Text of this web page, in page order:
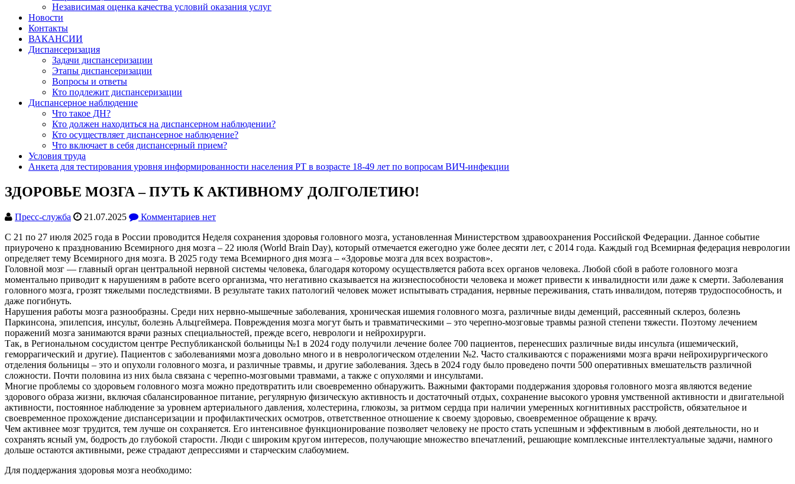
Независимая оценка качества условий оказания услуг
Новости
Контакты
ВАКАНСИИ
Диспансеризация
Задачи диспансеризации
Этапы диспансеризации
Вопросы и ответы
Кто подлежит диспансеризации
Диспансерное наблюдение
Что такое ДН?
Кто должен находиться на диспансерном наблюдении?
Кто осуществляет диспансерное наблюдение?
Что включает в себя диспансерный прием?
Условия труда
Анкета для тестирования уровня информированности населения РТ в возрасте 18-49 лет по вопросам ВИЧ-инфекции
ЗДОРОВЬЕ МОЗГА – ПУТЬ К АКТИВНОМУ ДОЛГОЛЕТИЮ!
Пресс-служба 21.07.2025
Комментариев нет
С 21 по 27 июля 2025 года в России проводится Неделя сохранения здоровья головного мозга, установленная Министерством здравоохранения Российской Федерации. Данное событие
приурочено к празднованию Всемирного дня мозга – 22 июля (World Brain Day), который отмечается ежегодно уже более десяти лет, с 2014 года. Каждый год Всемирная федерация неврологии
определяет тему Всемирного дня мозга. В 2025 году тема Всемирного дня мозга – «Здоровье мозга для всех возрастов».
Головной мозг — главный орган центральной нервной системы человека, благодаря которому осуществляется работа всех органов человека. Любой сбой в работе головного мозга
моментально приводит к нарушениям в работе всего организма, что негативно сказывается на жизнеспособности человека и может привести к инвалидности или даже к смерти. Заболевания
головного мозга, грозят тяжелыми последствиями. В результате таких патологий человек может испытывать страдания, нервные переживания, стать инвалидом, потеряв трудоспособность, и
даже погибнуть.
Нарушения работы мозга разнообразны. Среди них нервно-мышечные заболевания, хроническая ишемия головного мозга, различные виды деменций, рассеянный склероз, болезнь
Паркинсона, эпилепсия, инсульт, болезнь Альцгеймера. Повреждения мозга могут быть и травматическими – это черепно-мозговые травмы разной степени тяжести. Поэтому лечением
поражений мозга занимаются врачи разных специальностей, прежде всего, неврологи и нейрохирурги.
Так, в Региональном сосудистом центре Республиканской больницы №1 в 2024 году получили лечение более 700 пациентов, перенесших различные виды инсульта (ишемический,
геморрагический и другие). Пациентов с заболеваниями мозга довольно много и в неврологическом отделении №2. Часто сталкиваются с поражениями мозга врачи нейрохирургического
отделения больницы – это и опухоли головного мозга, и различные травмы, и другие заболевания. Здесь в 2024 году было проведено почти 500 оперативных вмешательств различной
сложности. Почти половина из них была связана с черепно-мозговыми травмами, а также с опухолями и инсультами.
Многие проблемы со здоровьем головного мозга можно предотвратить или своевременно обнаружить. Важными факторами поддержания здоровья головного мозга являются ведение
здорового образа жизни, включая сбалансированное питание, регулярную физическую активность и достаточный отдых, сохранение высокого уровня умственной активности и двигательной
активности, постоянное наблюдение за уровнем артериального давления, холестерина, глюкозы, за ритмом сердца при наличии умеренных когнитивных расстройств, обязательное и
своевременное прохождение диспансеризации и профилактических осмотров, ответственное отношение к своему здоровью, своевременное обращение к врачу.
Чем активнее мозг трудится, тем лучше он сохраняется. Его интенсивное функционирование позволяет человеку не просто стать успешным и эффективным в любой деятельности, но и
сохранять ясный ум, бодрость до глубокой старости. Люди с широким кругом интересов, получающие множество впечатлений, решающие комплексные интеллектуальные задачи, намного
дольше остаются активными, реже страдают депрессиями и старческим слабоумием.
Для поддержания здоровья мозга необходимо: